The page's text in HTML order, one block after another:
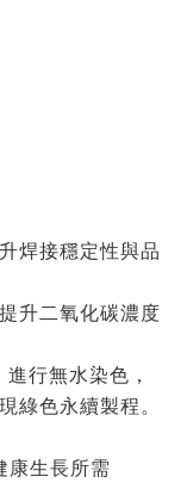
焊接穩定性與品
升二氧化碳濃度
行無水染色，
綠色永續製程。
康生長所需